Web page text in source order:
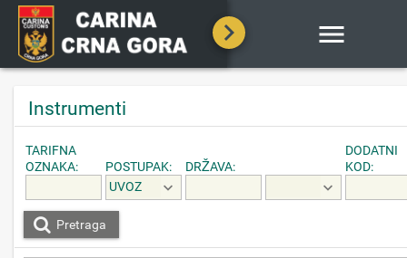

Instrumenti
TARIFNA
OZNAKA:
POSTUPAK:
UVOZ
DRŽAVA:
DODATNI
KOD:
Pretraga